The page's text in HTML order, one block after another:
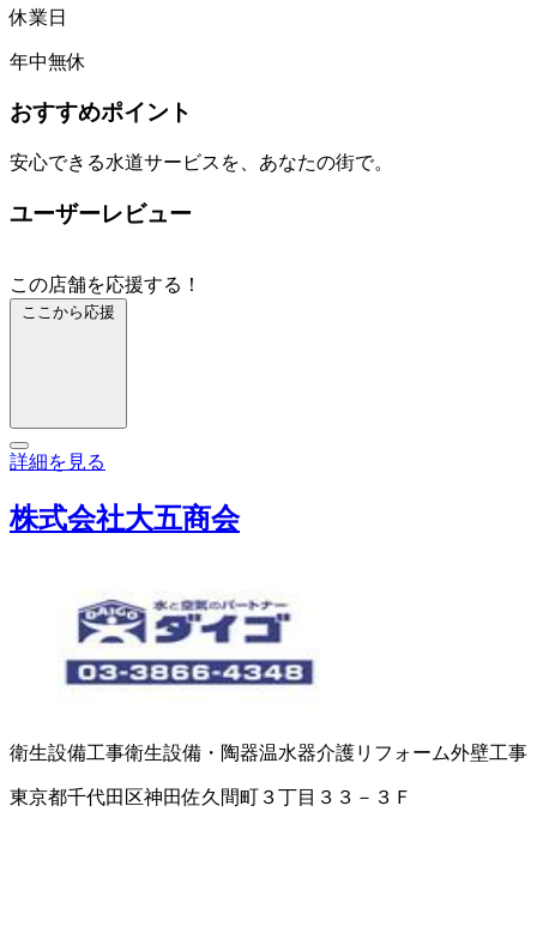
休業日
年中無休
おすすめポイント
安心できる水道サービスを、あなたの街で。
ユーザーレビュー
この店舗を応援する！
ここから応援
詳細を見る
株式会社大五商会
衛生設備工事衛生設備・陶器温水器介護リフォーム外壁工事
東京都千代田区神田佐久間町３丁目３３－３Ｆ